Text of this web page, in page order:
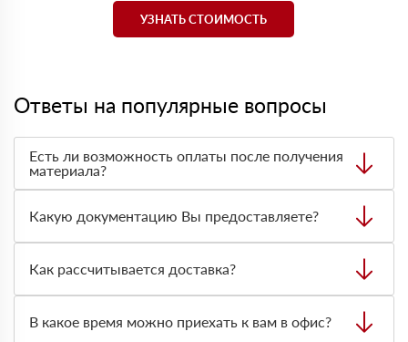
УЗНАТЬ СТОИМОСТЬ
Ответы на популярные вопросы
Есть ли возможность оплаты после получения
материала?
оплата по факту получения товара. При этом, если
доставленный товар был ненадлежащего качества, то
Вы вправе от него отказаться.
Какую документацию Вы предоставляете?
сертификаты и паспорта качества, а также товарно-
транспортную накладную.
Как рассчитывается доставка?
персональный менеджер для уточнения деталей заказа.
Далее он передает заявку нашему логисту для оценки
В какое время можно приехать к вам в офис?